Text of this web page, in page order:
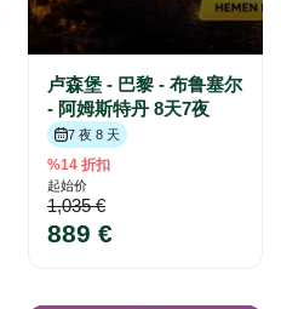
卢森堡 - 巴黎 - 布鲁塞尔
- 阿姆斯特丹 8天7夜
7 夜 8 天
%14 折扣
起始价
1,035 €
889 €